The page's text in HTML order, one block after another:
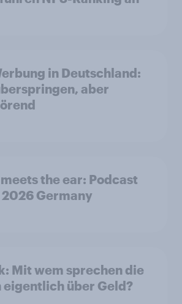
in Deutschland:
aber
the ear: Podcast
Germany
Mit wem sprechen die
eigentlich über Geld?